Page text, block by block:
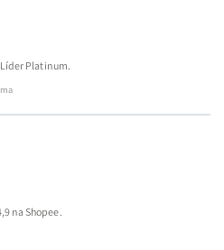
Platinum.
na Shopee.